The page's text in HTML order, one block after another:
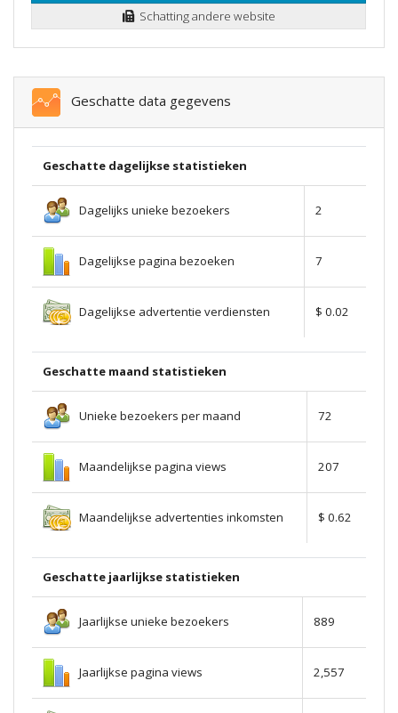
Schatting andere website
Geschatte data gegevens
Geschatte dagelijkse statistieken
Dagelijks unieke bezoekers 2
Dagelijkse pagina bezoeken 7
Dagelijkse advertentie verdiensten $ 0.02
Geschatte maand statistieken
Unieke bezoekers per maand 72
Maandelijkse pagina views 207
Maandelijkse advertenties inkomsten $ 0.62
Geschatte jaarlijkse statistieken
Jaarlijkse unieke bezoekers 889
Jaarlijkse pagina views 2,557